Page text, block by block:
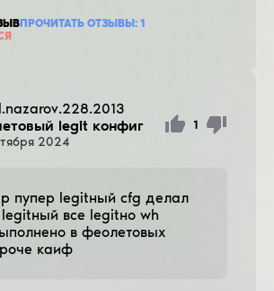
ПРОЧИТАТЬ ОТЗЫВЫ: 1
legit конфиг
2024
1
пупер legitный cfg делал
все legitно wh
в феолетовых
каиф